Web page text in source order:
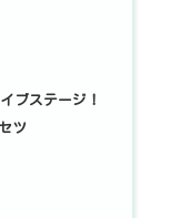
ブステージ！
ツ